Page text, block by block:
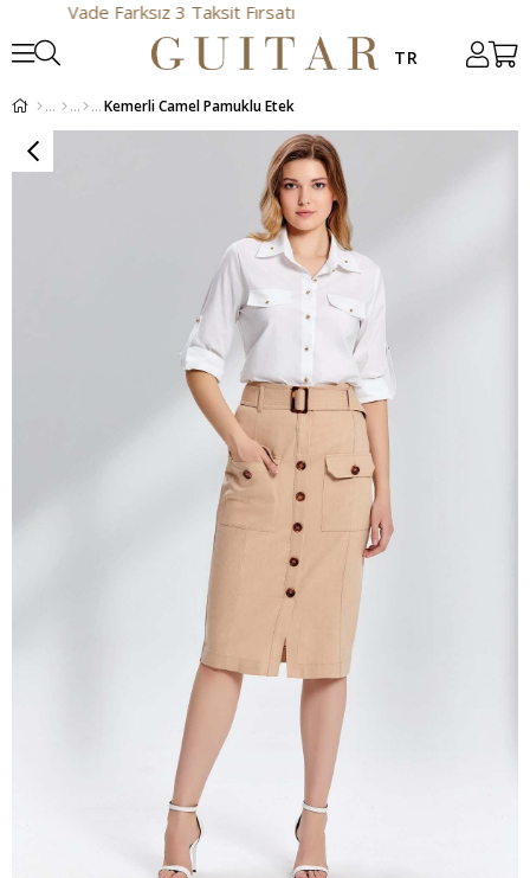
Vade Farksız 3 Taksit Fırsatı
Kemerli Camel Pamuklu Etek